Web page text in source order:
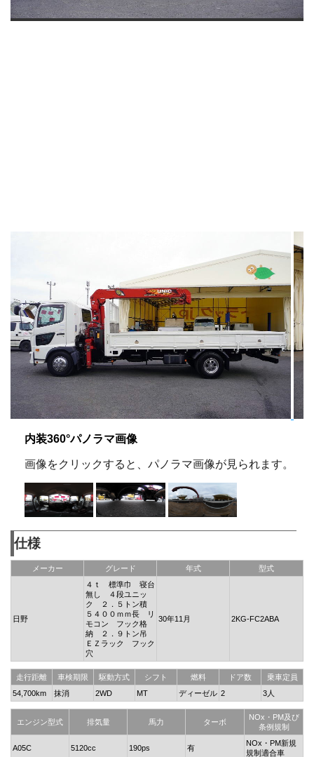
内装360°パノラマ画像
画像をクリックすると、パノラマ画像が見られます。
仕様
メーカー グレード 年式 型式
日野
４ｔ 標準巾 寝台
無し ４段ユニッ
ク ２．５トン積
５４００ｍｍ長 リ
モコン フック格
納 ２．９トン吊
ＥＺラック フック
穴
30年11月 2KG-FC2ABA
走行距離 車検期限 駆動方式 シフト 燃料 ドア数
乗車定員
54,700km
抹消 2WD MT ディーゼル 2 3人
エンジン型式 排気量 馬力 ターボ
NOx・PM及び
条例規制
A05C 5120cc 190ps 有
NOx・PM新規
規制適合車